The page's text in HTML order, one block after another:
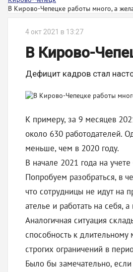
В Кирово-Чепецке работы много, а
4 окт 2021 в 13:27
В Кирово-
Дефицит кадров стал
К примеру, за 9 месяцев
около 630 работодателей.
меньше, чем в 2020 году.
В начале 2021 года на
Попробуем разобраться, в
что сотрудницы не идут на
ателье и работать на себя,
Аналогичная ситуация
способность к длительному
строгих ограничений в
Было бы замечательно,